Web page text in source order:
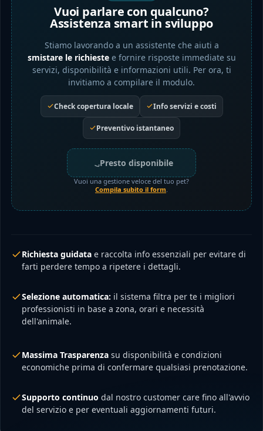
Vuoi parlare con qualcuno?
Assistenza smart in sviluppo
Stiamo lavorando a un assistente che aiuti a
smistare le richiestee fornire risposte immediate su
servizi, disponibilità e informazioni utili. Per ora, ti
invitiamo a compilare il modulo.
Check copertura locale Info servizi e costi
Preventivo istantaneo
Presto disponibile
Vuoi una gestione veloce del tuo pet?
Compila subito il form
Richiesta guidata e raccolta info essenziali per evitare di
farti perdere tempo a ripetere i dettagli.
Selezione automatica: il sistema filtra per te i migliori
professionisti in base a zona, orari e necessità
dell'animale.
Massima Trasparenza su disponibilità e condizioni
economiche prima di confermare qualsiasi prenotazione.
Supporto continuo dal nostro customer care fino all'avvio
del servizio e per eventuali aggiornamenti futuri.